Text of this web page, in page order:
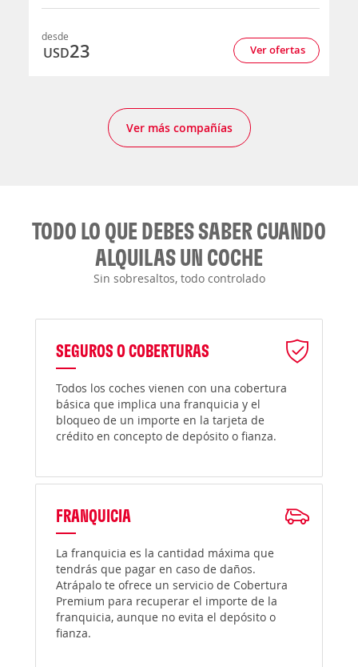
desde
USD23 Ver ofertas
Ver más compañías
TODO LO QUE DEBES SABER CUANDO
ALQUILAS UN COCHE
Sin sobresaltos, todo controlado
SEGUROS O COBERTURAS
Todos los coches vienen con una cobertura
básica que implica una franquicia y el
bloqueo de un importe en la tarjeta de
crédito en concepto de depósito o fianza.
FRANQUICIA
La franquicia es la cantidad máxima que
tendrás que pagar en caso de daños.
Atrápalo te ofrece un servicio de Cobertura
Premium para recuperar el importe de la
franquicia, aunque no evita el depósito o
fianza.